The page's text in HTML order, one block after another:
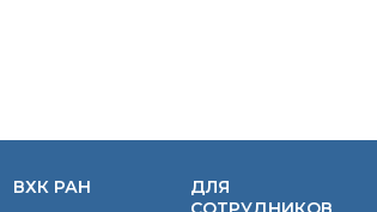
ВХК РАН
ДЛЯ